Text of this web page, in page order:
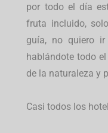
por todo el día
fruta incluido,
guía, no quiero
hablándote todo
de la naturaleza y
Casi todos los